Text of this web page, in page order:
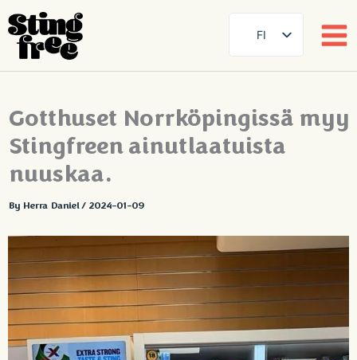
sisältöön
FI
DE
FR
ZH
Gotthuset Norrköpingissä myy
Stingfreen ainutlaatuista
nuuskaa.
By Herra Daniel/ 2024-01-09